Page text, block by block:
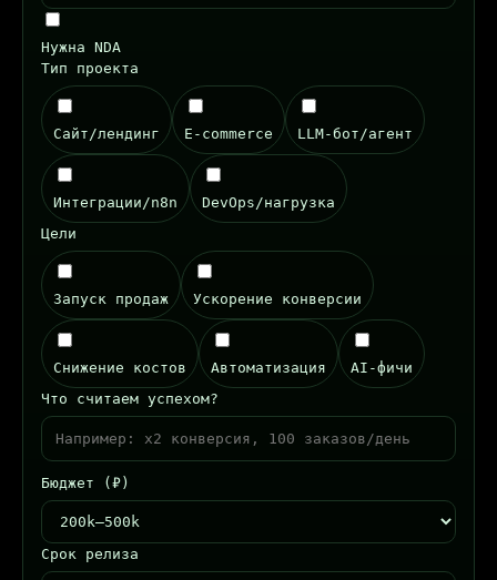
Нужна NDA
Тип проекта
Сайт/лендинг E‑commerce LLM‑бот/агент
Интеграции/n8n
DevOps/нагрузка
Цели
Запуск продаж Ускорение конверсии
Снижение костов Автоматизация
AI‑фичи
Что считаем успехом?
Бюджет (₽)
Срок релиза